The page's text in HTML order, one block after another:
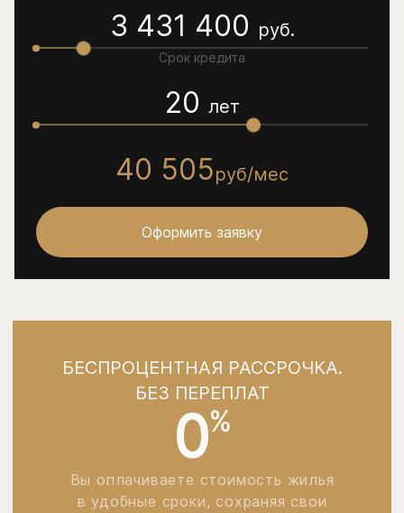
3 431 400 руб.
Срок кредита
20 лет
40 505руб/мес
Оформить заявку
БЕСПРОЦЕНТНАЯ РАССРОЧКА.
БЕЗ ПЕРЕПЛАТ
0%
Вы оплачиваете стоимость жилья
в удобные сроки, сохраняя свои